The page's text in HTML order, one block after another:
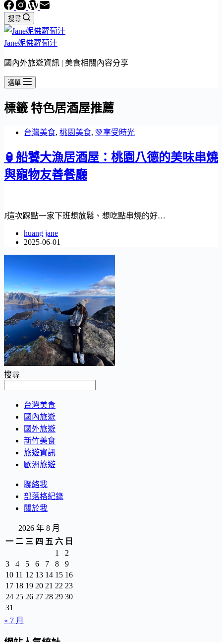
搜尋
Jane妮佛蘿蔔汁
國內外旅遊資訊 | 美食相關內容分享
選單
標籤 特色居酒屋推薦
台灣美食, 桃園美食, 💚享受時光
🏮船饕大漁居酒屋：桃園八德的美味串燒
與寵物友善餐廳
J這次踩點一家下班想放鬆、想吃點串燒的好…
huang jane
2025-06-01
搜尋
台灣美食
國內旅遊
國外旅遊
新竹美食
旅遊資訊
歐洲旅遊
聯絡我
部落格紀錄
關於我
2026 年 8 月
一 二 三 四 五 六 日
1
2
3
4 5 6 7 8
9
10 11 12 13 14 15 16
17 18 19 20 21 22 23
24 25 26 27 28 29 30
31
« 7 月